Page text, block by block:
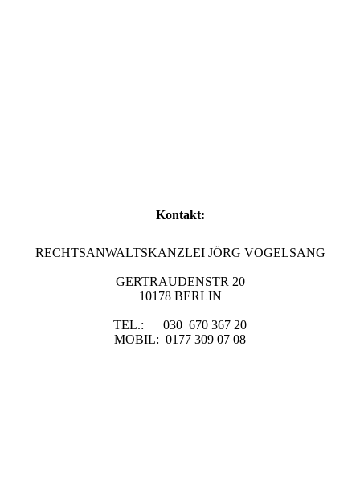
Kontakt:
RECHTSANWALTSKANZLEI JÖRG VOGELSANG
GERTRAUDENSTR 20
10178 BERLIN
TEL.: 030 670 367 20
MOBIL: 0177 309 07 08